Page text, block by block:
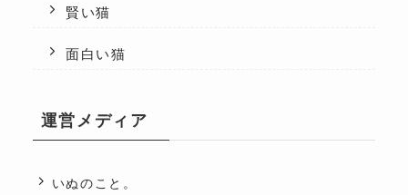
賢い猫
面白い猫
運営メディア
いぬのこと。